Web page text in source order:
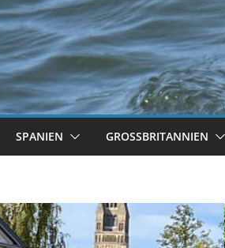
SPANIEN GROSSBRITANNIEN